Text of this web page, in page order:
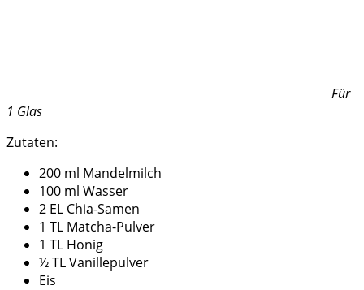
Für
1 Glas
Zutaten:
200 ml Mandelmilch
100 ml Wasser
2 EL Chia-Samen
1 TL Matcha-Pulver
1 TL Honig
½ TL Vanillepulver
Eis